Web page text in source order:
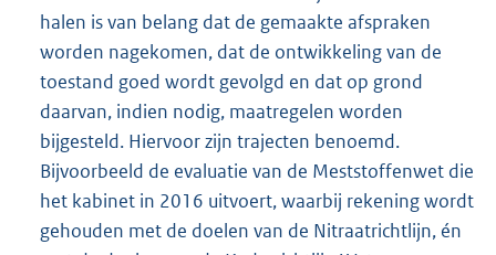
halen is van belang dat de gemaakte afspraken
worden nagekomen, dat de ontwikkeling van de
toestand goed wordt gevolgd en dat op grond
daarvan, indien nodig, maatregelen worden
bijgesteld. Hiervoor zijn trajecten benoemd.
Bijvoorbeeld de evaluatie van de Meststoffenwet die
het kabinet in 2016 uitvoert, waarbij rekening wordt
gehouden met de doelen van de Nitraatrichtlijn, én